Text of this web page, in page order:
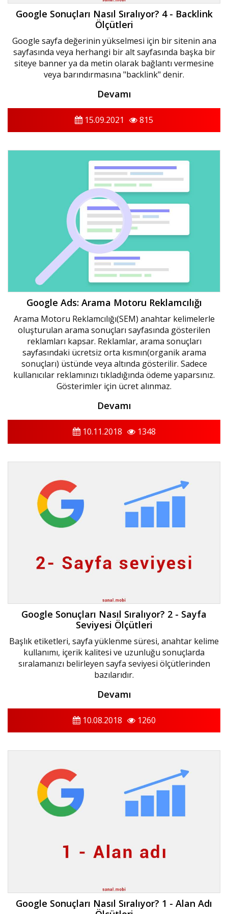
Google Sonuçları Nasıl Sıralıyor? 4 - Backlink
Ölçütleri
Google sayfa değerinin yükselmesi için bir sitenin ana
sayfasında veya herhangi bir alt sayfasında başka bir
siteye banner ya da metin olarak bağlantı vermesine
veya barındırmasına "backlink" denir.
Devamı
15.09.2021 815
Google Ads: Arama Motoru Reklamcılığı
Arama Motoru Reklamcılığı(SEM) anahtar kelimelerle
oluşturulan arama sonuçları sayfasında gösterilen
reklamları kapsar. Reklamlar, arama sonuçları
sayfasındaki ücretsiz orta kısmın(organik arama
sonuçları) üstünde veya altında gösterilir. Sadece
kullanıcılar reklamınızı tıkladığında ödeme yaparsınız.
Gösterimler için ücret alınmaz.
Devamı
10.11.2018 1348
Google Sonuçları Nasıl Sıralıyor? 2 - Sayfa
Seviyesi Ölçütleri
Başlık etiketleri, sayfa yüklenme süresi, anahtar kelime
kullanımı, içerik kalitesi ve uzunluğu sonuçlarda
sıralamanızı belirleyen sayfa seviyesi ölçütlerinden
bazılarıdır.
Devamı
10.08.2018 1260
Google Sonuçları Nasıl Sıralıyor? 1 - Alan Adı